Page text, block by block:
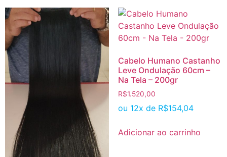
Cabelo Humano Castanho
Leve Ondulação 60cm –
Na Tela – 200gr
R$1.520,00
ou 12x de R$154,04
Adicionar ao carrinho